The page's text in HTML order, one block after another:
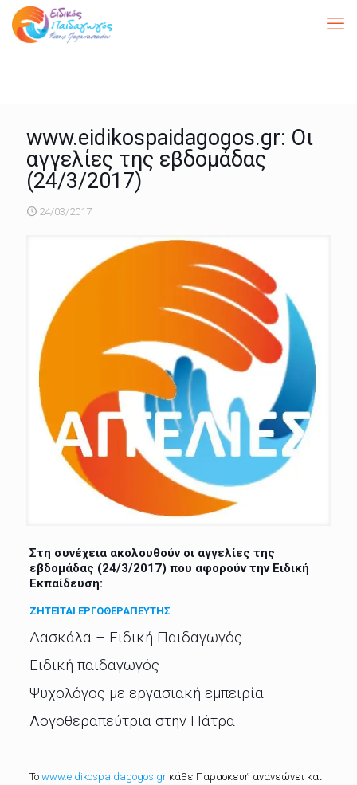
www.eidikospaidagogos.gr: Οι
αγγελίες της εβδομάδας
(24/3/2017)
24/03/2017
Στη συνέχεια ακολουθούν οι αγγελίες της
εβδομάδας (24/3/2017) που αφορούν την Ειδική
Εκπαίδευση:
ΖΗΤΕΙΤΑΙ ΕΡΓΟΘΕΡΑΠΕΥΤΗΣ
Δασκάλα – Ειδική Παιδαγωγός
Ειδική παιδαγωγός
Ψυχολόγος με εργασιακή εμπειρία
Λογοθεραπεύτρια στην Πάτρα
Το www.eidikospaidagogos.grκάθε Παρασκευή ανανεώνει και